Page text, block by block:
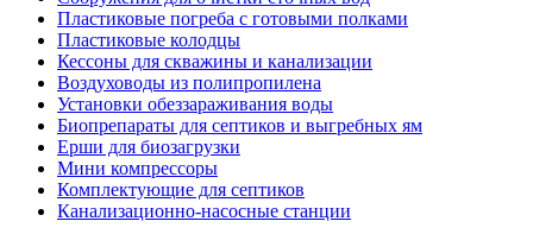
Пластиковые погреба с готовыми полками
Пластиковые колодцы
Кессоны для скважины и канализации
Воздуховоды из полипропилена
Установки обеззараживания воды
Биопрепараты для септиков и выгребных ям
Ерши для биозагрузки
Мини компрессоры
Комплектующие для септиков
Канализационно-насосные станции